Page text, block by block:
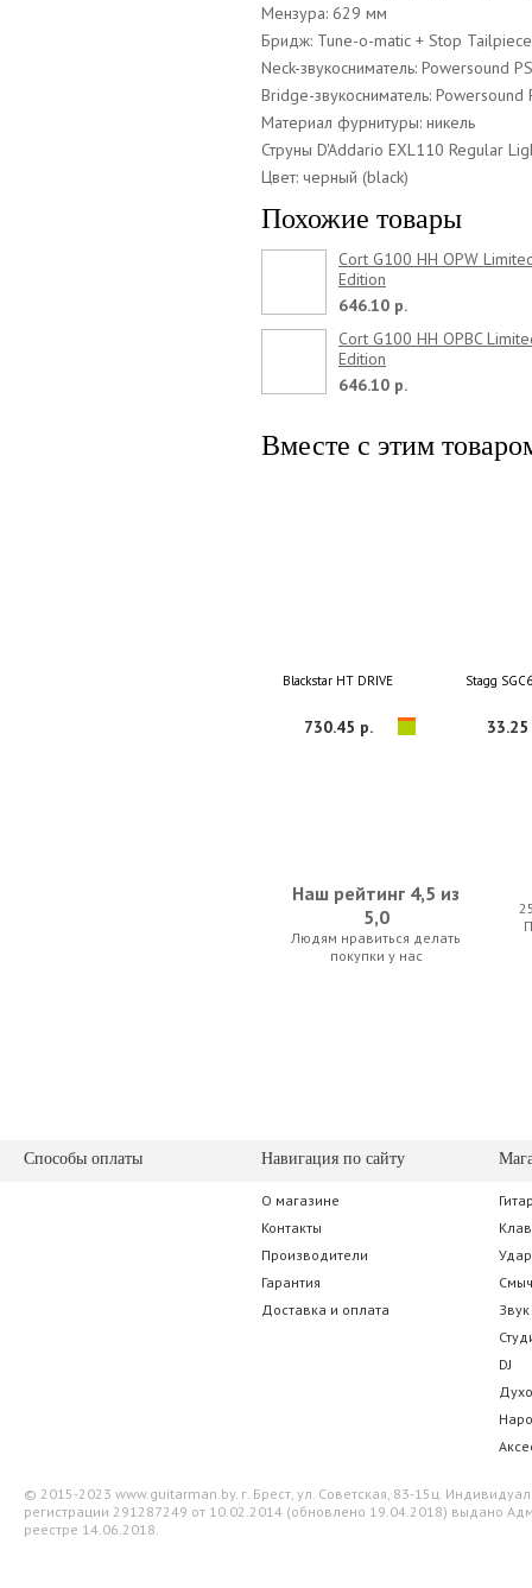
Мензура: 629 мм
Бридж: Tune-o-matic + Stop Tailpiece
Neck-звукосниматель: Powersound
Bridge-звукосниматель: Powersound
Материал фурнитуры: никель
Струны D'Addario EXL110 Regular
Цвет: черный (black)
Похожие товары
Cort G100 HH OPW
Edition
646.10 р.
Cort G100 HH OPBC
Edition
646.10 р.
Вместе с этим
Blackstar HT DRIVE
730.45 р.
Stagg
33.25
D'Addario EXL125 Blackstar ID
28.00 р.
Наш рейтинг 4,5 из
5,0
Людям нравиться делать
покупки у нас
Способы оплаты Навигация по сайту
О магазине
Контакты
Производители
Гарантия
Доставка и оплата
Звук
DJ
© 2015-2023 www.guitarman.by. г. Брест, ул. Советская, 83-15ц.
регистрации 291287249 от 10.02.2014 (обновлено 19.04.2018) выдано
реестре 14.06.2018.